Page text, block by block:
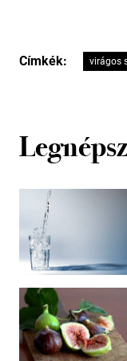
Címkék: virágos